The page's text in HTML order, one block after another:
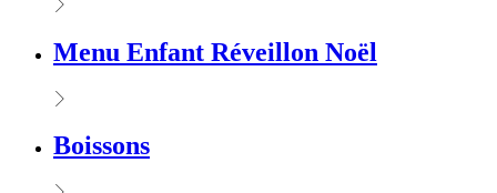
Menu Enfant Réveillon Noël
Boissons